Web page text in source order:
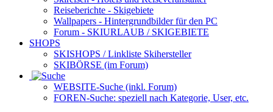
Reiseberichte - Skigebiete
Wallpapers - Hintergrundbilder für den PC
Forum - SKIURLAUB / SKIGEBIETE
SHOPS
SKISHOPS / Linkliste Skihersteller
SKIBÖRSE (im Forum)
WEBSITE-Suche (inkl. Forum)
FOREN-Suche: speziell nach Kategorie, User, etc.